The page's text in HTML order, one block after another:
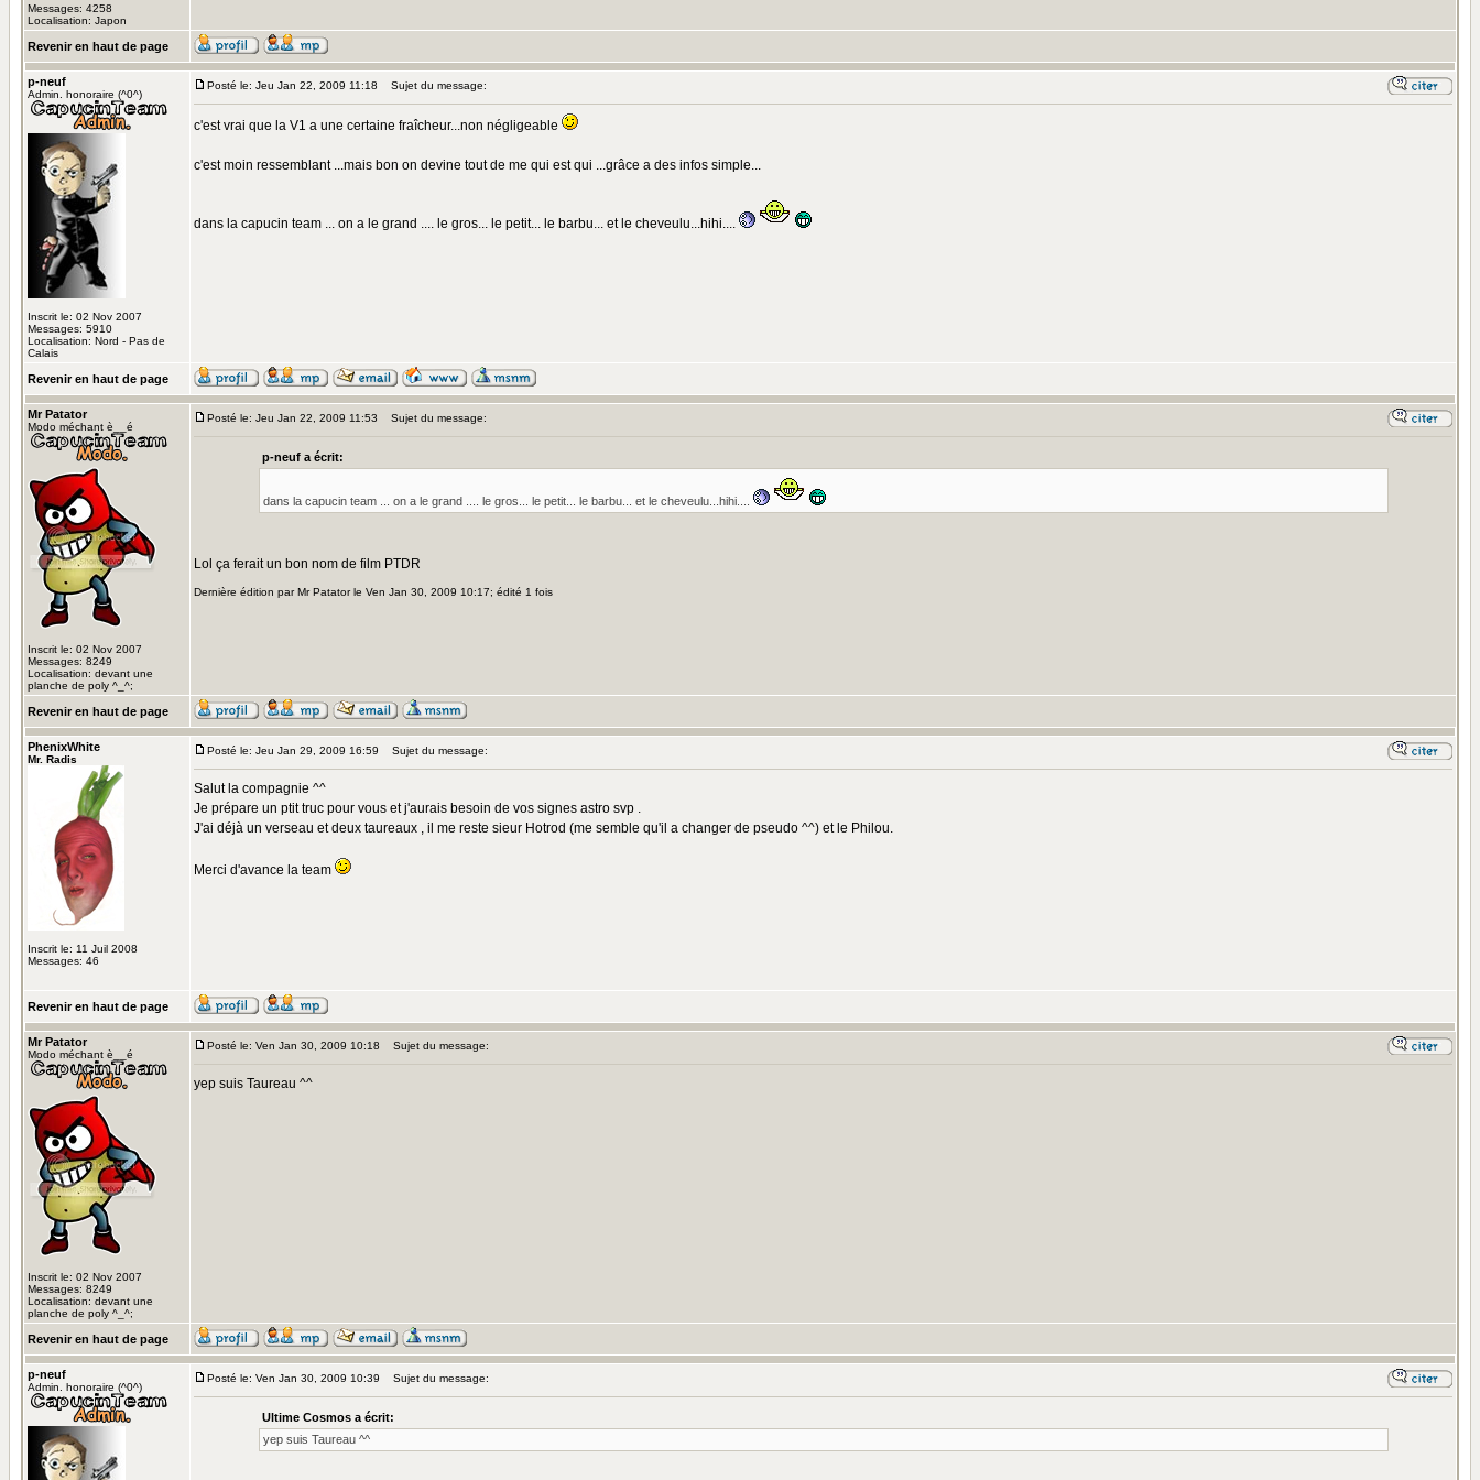
Messages: 4258
Localisation: Japon
Revenir en haut de page
p-neuf
Admin. honoraire (^0^)
Inscrit le: 02 Nov 2007
Messages: 5910
Localisation: Nord - Pas de
Calais
Posté le: Jeu Jan 22, 2009 11:18 Sujet du message:
c'est vrai que la V1 a une certaine fraîcheur...non négligeable
c'est moin ressemblant ...mais bon on devine tout de me qui est qui ...grâce a des infos simple...
dans la capucin team ... on a le grand .... le gros... le petit... le barbu... et le cheveulu...hihi....
Revenir en haut de page
Mr Patator
Modo méchant è__é
Inscrit le: 02 Nov 2007
Messages: 8249
Localisation: devant une
planche de poly ^_^;
Posté le: Jeu Jan 22, 2009 11:53 Sujet du message:
p-neuf a écrit:
dans la capucin team ... on a le grand .... le gros... le petit... le barbu... et le cheveulu...hihi....
Lol ça ferait un bon nom de film PTDR
Dernière édition par Mr Patator le Ven Jan 30, 2009 10:17; édité 1 fois
Revenir en haut de page
PhenixWhite
Mr. Radis
Inscrit le: 11 Juil 2008
Messages: 46
Posté le: Jeu Jan 29, 2009 16:59 Sujet du message:
Salut la compagnie ^^
Je prépare un ptit truc pour vous et j'aurais besoin de vos signes astro svp .
J'ai déjà un verseau et deux taureaux , il me reste sieur Hotrod (me semble qu'il a changer de pseudo ^^) et le Philou.
Merci d'avance la team
Revenir en haut de page
Mr Patator
Modo méchant è__é
Inscrit le: 02 Nov 2007
Messages: 8249
Localisation: devant une
planche de poly ^_^;
Posté le: Ven Jan 30, 2009 10:18 Sujet du message:
yep suis Taureau ^^
Revenir en haut de page
p-neuf
Admin. honoraire (^0^)
Posté le: Ven Jan 30, 2009 10:39 Sujet du message:
Ultime Cosmos a écrit:
yep suis Taureau ^^